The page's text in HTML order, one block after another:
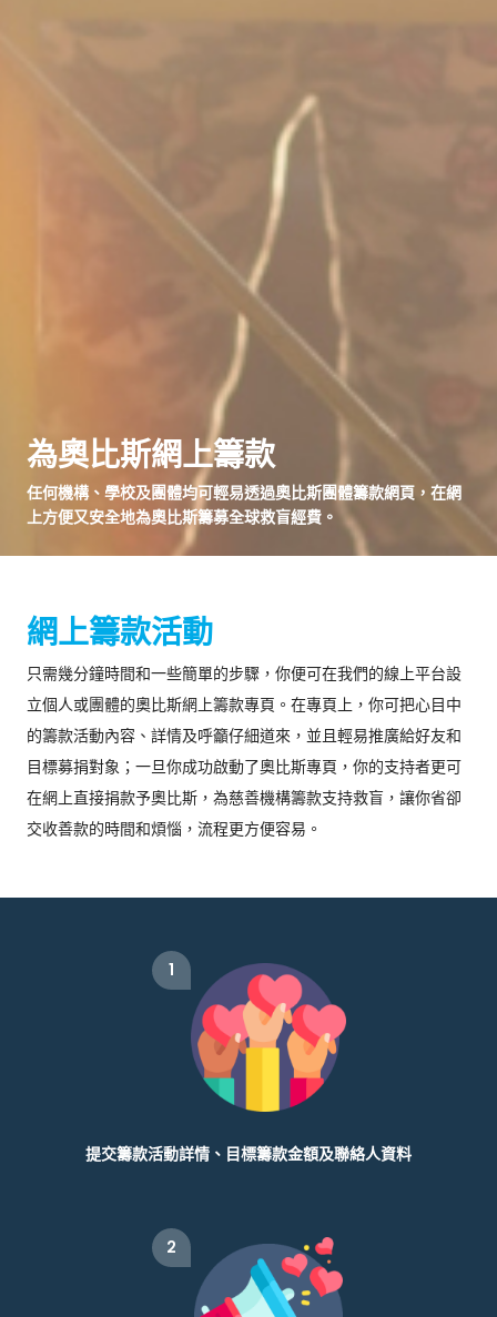
為奧比斯網上籌款
任何機構、學校及團體均可輕易透過奧比斯團體籌款網頁，在網
上方便又安全地為奧比斯籌募全球救盲經費。
網上籌款活動
只需幾分鐘時間和一些簡單的步驟，你便可在我們的線上平台設
立個人或團體的奧比斯網上籌款專頁。在專頁上，你可把心目中
的籌款活動內容、詳情及呼籲仔細道來，並且輕易推廣給好友和
目標募捐對象；一旦你成功啟動了奧比斯專頁，你的支持者更可
在網上直接捐款予奧比斯，為慈善機構籌款支持救盲，讓你省卻
交收善款的時間和煩惱，流程更方便容易。
1
提交籌款活動詳情、目標籌款金額及聯絡人資料
2